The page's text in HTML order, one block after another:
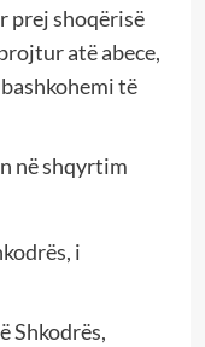
prej shoqërisë
atë abece,
të
në shqyrtim
i
Shkodrës,